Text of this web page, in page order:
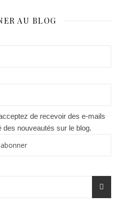
AU BLOG
de recevoir des e-mails
nouveautés sur le blog.